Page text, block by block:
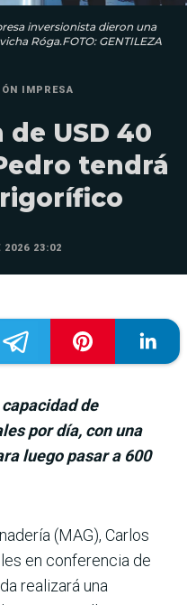
inversionista dieron una
Róga.FOTO: GENTILEZA
IMPRESA
USD 40
tendrá
2026 23:02
de
por día, con una
luego pasar a 600
(MAG), Carlos
en conferencia de
reali­zará una